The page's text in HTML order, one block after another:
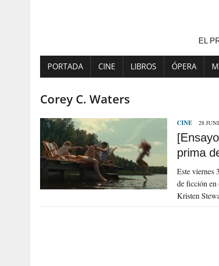
EL
PORTADA CINE LIBROS ÓPERA
Corey C. Waters
CINE 28
prima
Este viernes
de ficción en
Kristen